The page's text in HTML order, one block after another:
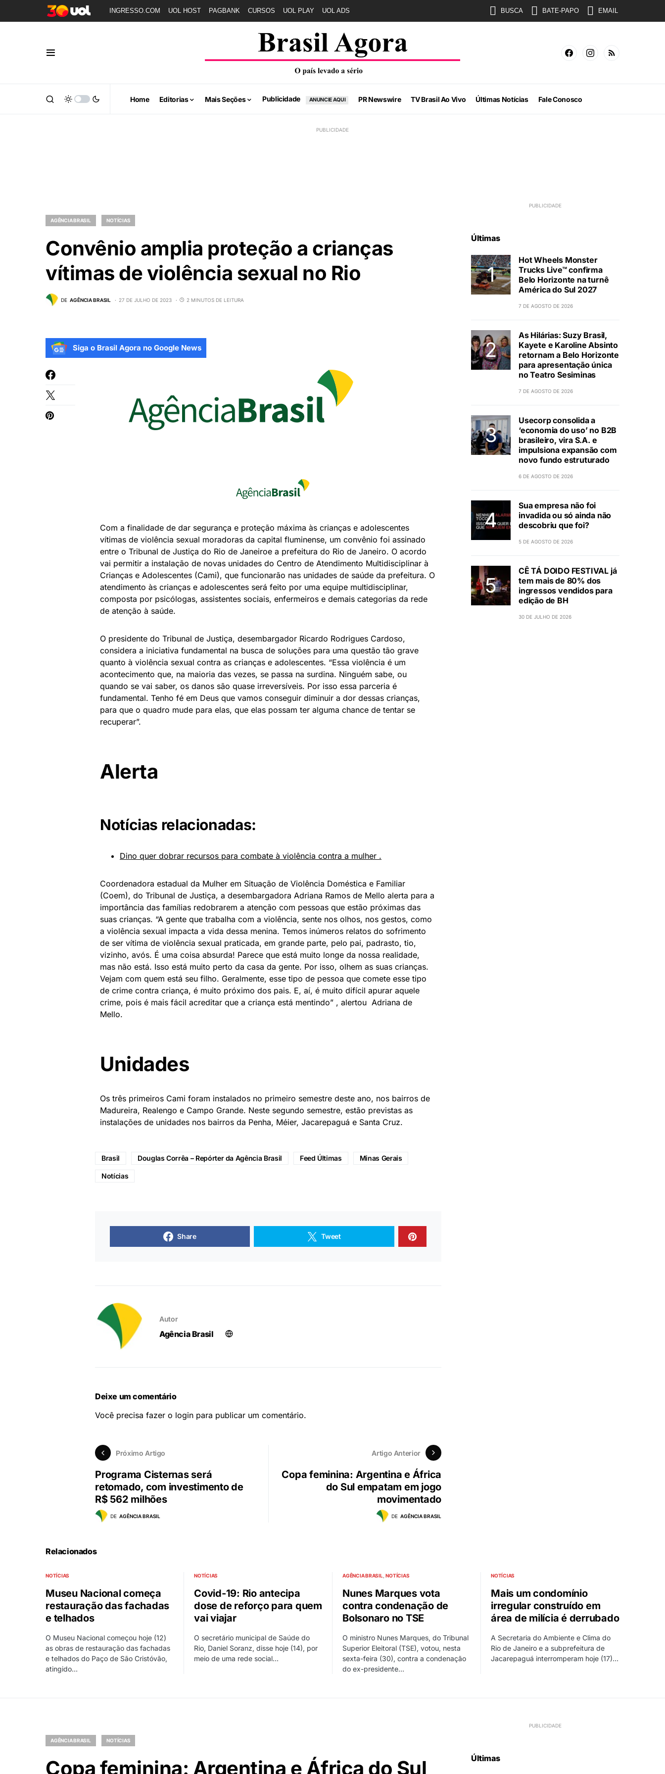
INGRESSO.COM UOL HOST PAGBANK CURSOS UOL PLAY UOL ADS BUSCA BATE-PAPO EMAIL
Home Editorias Mais Seções Publicidade ANUNCIE AQUI PR Newswire TV Brasil Ao Vivo Últimas Notícias Fale Conosco
AGÊNCIA BRASIL NOTÍCIAS
Convênio amplia proteção a crianças
vítimas de violência sexual no Rio
DE AGÊNCIA BRASIL 27 DE JULHO DE 2023 2 MINUTOS DE LEITURA
Siga o Brasil Agora no Google News
Com a finalidade de dar segurança e proteção máxima às crianças e adolescentes
vítimas de violência sexual moradoras da capital fluminense, um convênio foi assinado
entre o Tribunal de Justiça do Rio de Janeiroe a prefeitura do Rio de Janeiro. O acordo
vai permitir a instalação de novas unidades do Centro de Atendimento Multidisciplinar à
Crianças e Adolescentes (Cami), que funcionarão nas unidades de saúde da prefeitura. O
atendimento às crianças e adolescentes será feito por uma equipe multidisciplinar,
composta por psicólogas, assistentes sociais, enfermeiros e demais categorias da rede
de atenção à saúde.
O presidente do Tribunal de Justiça, desembargador Ricardo Rodrigues Cardoso,
considera a iniciativa fundamental na busca de soluções para uma questão tão grave
quanto à violência sexual contra as crianças e adolescentes. “Essa violência é um
acontecimento que, na maioria das vezes, se passa na surdina. Ninguém sabe, ou
quando se vai saber, os danos são quase irreversíveis. Por isso essa parceria é
fundamental. Tenho fé em Deus que vamos conseguir diminuir a dor dessas crianças,
para que o quadro mude para elas, que elas possam ter alguma chance de tentar se
recuperar”.
Alerta
Notícias relacionadas:
Dino quer dobrar recursos para combate à violência contra a mulher .
Coordenadora estadual da Mulher em Situação de Violência Doméstica e Familiar
(Coem), do Tribunal de Justiça, a desembargadora Adriana Ramos de Mello alerta para a
importância das famílias redobrarem a atenção com pessoas que estão próximas das
suas crianças. “A gente que trabalha com a violência, sente nos olhos, nos gestos, como
a violência sexual impacta a vida dessa menina. Temos inúmeros relatos do sofrimento
de ser vítima de violência sexual praticada, em grande parte, pelo pai, padrasto, tio,
vizinho, avós. É uma coisa absurda! Parece que está muito longe da nossa realidade,
mas não está. Isso está muito perto da casa da gente. Por isso, olhem as suas crianças.
Vejam com quem está seu filho. Geralmente, esse tipo de pessoa que comete esse tipo
de crime contra criança, é muito próximo dos pais. E, aí, é muito difícil apurar aquele
crime, pois é mais fácil acreditar que a criança está mentindo” , alertou Adriana de
Mello.
Unidades
Os três primeiros Cami foram instalados no primeiro semestre deste ano, nos bairros de
Madureira, Realengo e Campo Grande. Neste segundo semestre, estão previstas as
instalações de unidades nos bairros da Penha, Méier, Jacarepaguá e Santa Cruz.
Brasil Douglas Corrêa – Repórter da Agência Brasil Feed Últimas Minas Gerais
Notícias
Share Tweet
Autor
Agência Brasil
Deixe um comentário
Você precisa fazer o login para publicar um comentário.
Próximo Artigo
Programa Cisternas será
retomado, com investimento de
R$ 562 milhões
DE AGÊNCIA BRASIL
Artigo Anterior
Copa feminina: Argentina e África
do Sul empatam em jogo
movimentado
DE AGÊNCIA BRASIL
Últimas
Hot Wheels Monster
Trucks Live™ confirma
Belo Horizonte na turnê
América do Sul 2027
7 DE AGOSTO DE 2026
As Hilárias: Suzy Brasil,
Kayete e Karoline Absinto
retornam a Belo Horizonte
para apresentação única
no Teatro Sesiminas
7 DE AGOSTO DE 2026
Usecorp consolida a
‘economia do uso’ no B2B
brasileiro, vira S.A. e
impulsiona expansão com
novo fundo estruturado
6 DE AGOSTO DE 2026
Sua empresa não foi
invadida ou só ainda não
descobriu que foi?
5 DE AGOSTO DE 2026
CÊ TÁ DOIDO FESTIVAL já
tem mais de 80% dos
ingressos vendidos para
edição de BH
30 DE JULHO DE 2026
Relacionados
NOTÍCIAS
Museu Nacional começa
restauração das fachadas
e telhados
O Museu Nacional começou hoje (12)
as obras de restauração das fachadas
e telhados do Paço de São Cristóvão,
atingido…
NOTÍCIAS
Covid-19: Rio antecipa
dose de reforço para quem
vai viajar
O secretário municipal de Saúde do
Rio, Daniel Soranz, disse hoje (14), por
meio de uma rede social…
AGÊNCIA BRASIL NOTÍCIAS
Nunes Marques vota
contra condenação de
Bolsonaro no TSE
O ministro Nunes Marques, do Tribunal
Superior Eleitoral (TSE), votou, nesta
sexta-feira (30), contra a condenação
do ex-presidente…
NOTÍCIAS
Mais um condomínio
irregular construído em
área de milícia é derrubado
A Secretaria do Ambiente e Clima do
Rio de Janeiro e a subprefeitura de
Jacarepaguá interromperam hoje (17)…
AGÊNCIA BRASIL NOTÍCIAS
Copa feminina: Argentina e África do Sul Últimas